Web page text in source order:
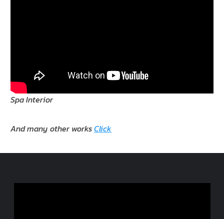
Spa Interior
And many other worksClick